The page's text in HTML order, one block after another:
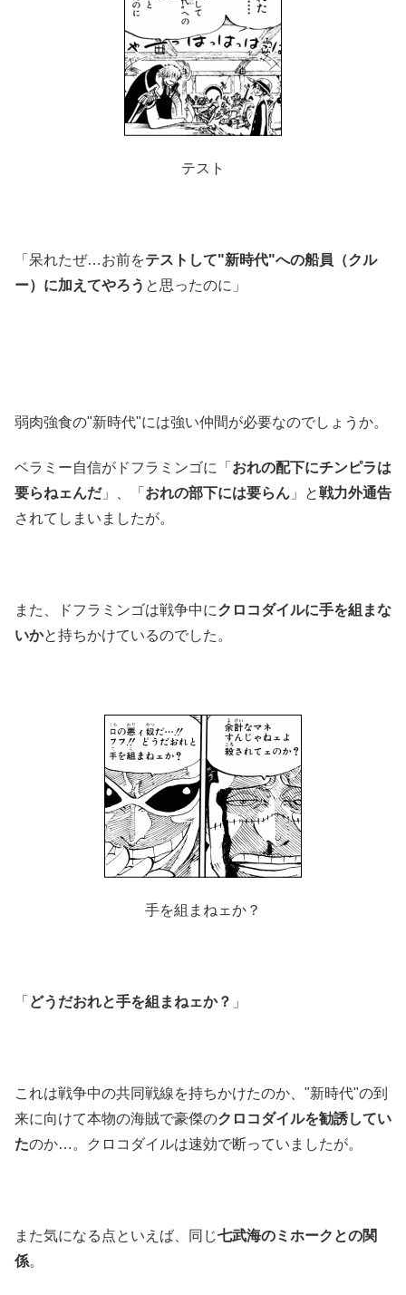
テスト
「呆れたぜ…お前をテストして"新時代"への船員（クル
ー）に加えてやろう と思ったのに」
弱肉強食の"新時代"には強い仲間が必要なのでしょうか。
ベラミー自信がドフラミンゴに「 おれの配下にチンピラは
要らねェんだ」、「 おれの部下には要らん 」と戦力外通告
されてしまいましたが。
また、ドフラミンゴは戦争中にクロコダイルに手を組まな
いかと持ちかけているのでした。
手を組まねェか？
「 どうだおれと手を組まねェか？ 」
これは戦争中の共同戦線を持ちかけたのか、"新時代"の到
来に向けて本物の海賊で豪傑のクロコダイルを勧誘してい
たのか…。クロコダイルは速効で断っていましたが。
また気になる点といえば、同じ七武海のミホークとの関
係。